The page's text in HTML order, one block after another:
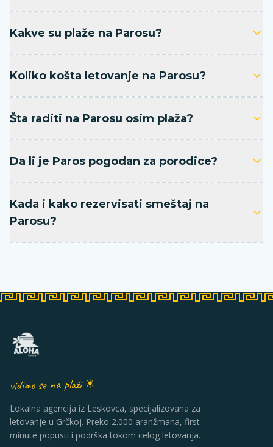
Kakve su plaže na Parosu?
Koliko košta letovanje na Parosu?
Šta raditi na Parosu osim plaža?
Da li je Paros pogodan za porodice?
Kada i kako rezervisati smeštaj na
Parosu?
vidimo se na plaži ☀
Lokalna agencija iz Leskovca, specijalizovana za
letovanje u Grčkoj. Preko 2.000 aranžmana, first
minute popusti i podrška tokom celog letovanja.